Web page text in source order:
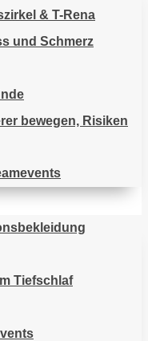
& T-Rena
und Schmerz
bewegen, Risiken
Tiefschlaf​